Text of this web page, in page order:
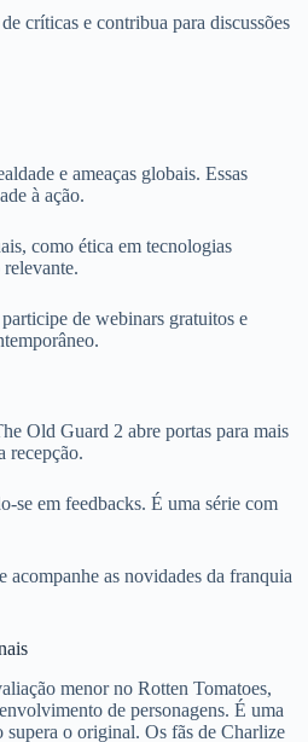
críticas e contribua para discussões
e ameaças globais. Essas
à ação.
como ética em tecnologias
de webinars gratuitos e
Old Guard 2 abre portas para mais
recepção.
se em feedbacks. É uma série com
acompanhe as novidades da franquia
menor no Rotten Tomatoes,
de personagens. É uma
supera o original. Os fãs de Charlize